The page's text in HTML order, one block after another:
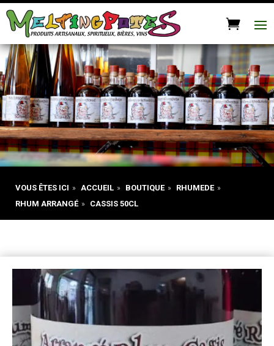
VOUS ÊTES ICI » ACCUEIL » BOUTIQUE » RHUMEDE »
RHUM ARRANGÉ » CASSIS 50CL